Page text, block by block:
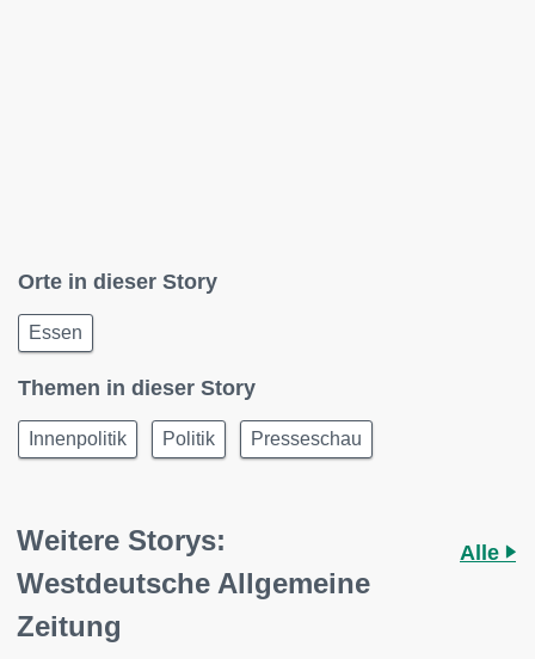
Orte in dieser Story
Essen
Themen in dieser Story
Innenpolitik Politik Presseschau
Weitere Storys:
Westdeutsche Allgemeine
Zeitung
Alle